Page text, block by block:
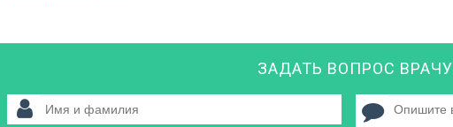
ЗАДАТЬ ВОПРОС ВРАЧУ